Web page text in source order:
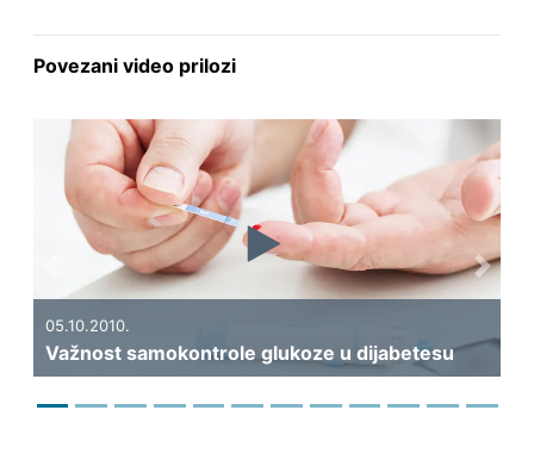
Povezani video prilozi
05.10.2010.
Važnost samokontrole glukoze u dijabetesu
Previous Next